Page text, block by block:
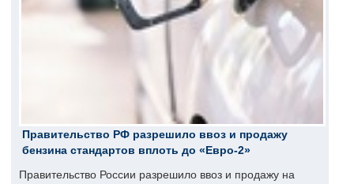
Правительство РФ разрешило ввоз и продажу
бензина стандартов вплоть до «Евро-2»
Правительство России разрешило ввоз и продажу на